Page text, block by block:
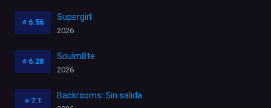
⭐ 6.56
Supergirl
2026
⭐ 6.28
Soulm8te
2026
⭐ 7.1
Backrooms: Sin salida